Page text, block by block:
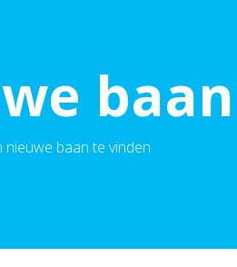
baan te vinden